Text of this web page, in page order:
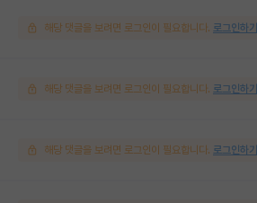
해당 댓글을 보려면 로그인이 필요합니다. 로그인하기
해당 댓글을 보려면 로그인이 필요합니다. 로그인하기
해당 댓글을 보려면 로그인이 필요합니다. 로그인하기